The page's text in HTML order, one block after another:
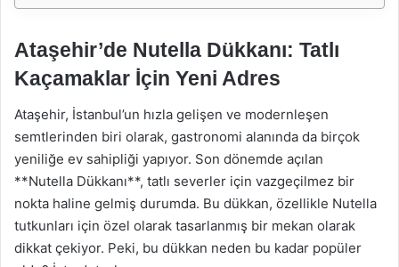
Ataşehir’de Nutella Dükkanı: Tatlı
Kaçamaklar İçin Yeni Adres
Ataşehir, İstanbul’un hızla gelişen ve modernleşen
semtlerinden biri olarak, gastronomi alanında da birçok
yeniliğe ev sahipliği yapıyor. Son dönemde açılan
**Nutella Dükkanı**, tatlı severler için vazgeçilmez bir
nokta haline gelmiş durumda. Bu dükkan, özellikle Nutella
tutkunları için özel olarak tasarlanmış bir mekan olarak
dikkat çekiyor. Peki, bu dükkan neden bu kadar popüler